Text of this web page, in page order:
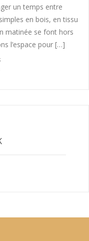
un temps entre
en bois, en tissu
matinée se font hors
l’espace pour […]